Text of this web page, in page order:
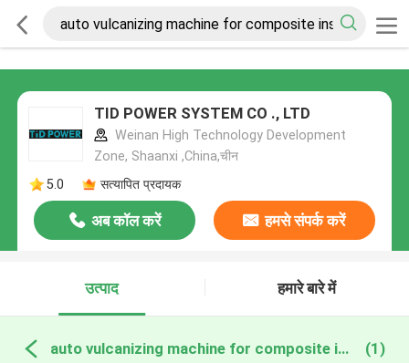
TID POWER SYSTEM CO ., LTD
Weinan High Technology Development
Zone, Shaanxi ,China,चीन
5.0
सत्यापित प्रदायक
अब कॉल करें हमसे संपर्क करें
उत्पाद हमारे बारे में
auto vulcanizing machine for composite insulators ऑनलाइन निर्माण (1)